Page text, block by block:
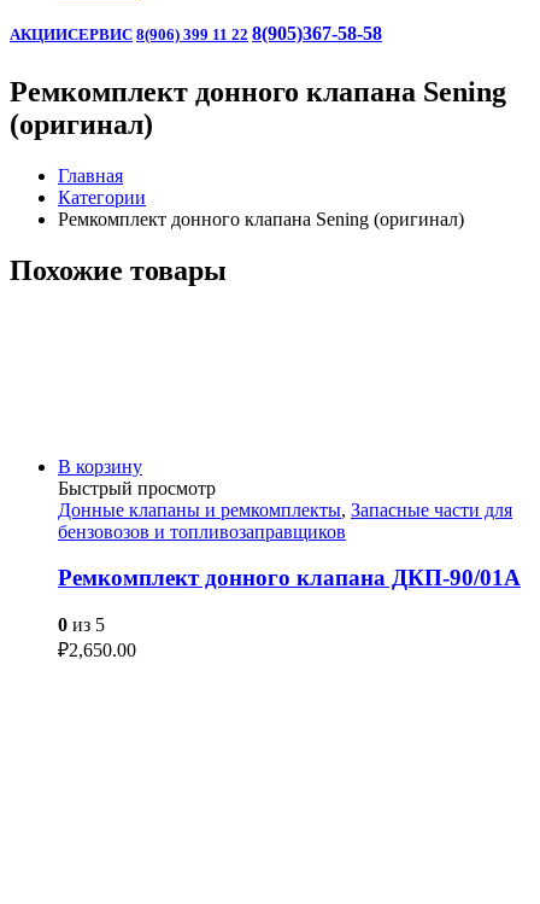
АКЦИИСЕРВИС 8(906) 399 11 22 8(905)367-58-58
Ремкомплект донного клапана Sening
(оригинал)
Главная
Категории
Ремкомплект донного клапана Sening (оригинал)
Похожие товары
В корзину
Быстрый просмотр
Донные клапаны и ремкомплекты, Запасные части для
бензовозов и топливозаправщиков
Ремкомплект донного клапана ДКП-90/01А
0 из 5
₽2,650.00